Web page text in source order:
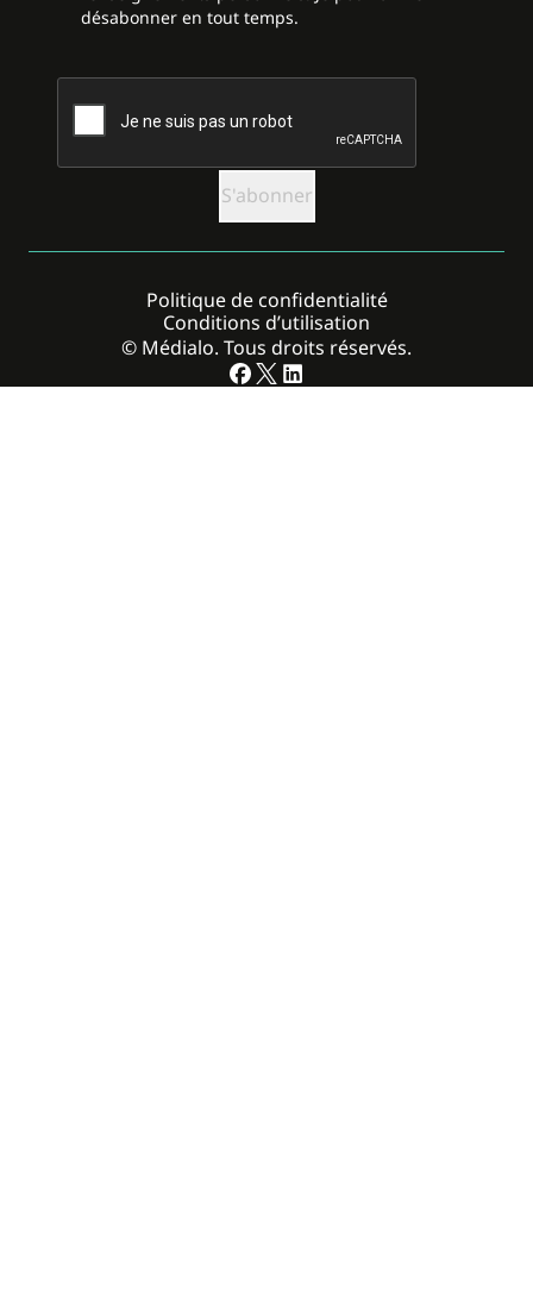
désabonner en tout temps.
CAPTCHA
© Médialo. Tous droits réservés.
Politique de confidentialité
Conditions d’utilisation